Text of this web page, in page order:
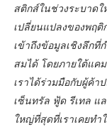
สติกส์ในช่วงระบาด
เปลี่ยนแปลงของพฤติ
เข้าถึงข้อมูลเชิงลึก
สมได้ โดยภายใต้แคม
เราได้ร่วมมือกับผู้ค้า
เซ็นทรัล ฟู้ด รีเทล แ
ใหญ่ที่สุดที่เราเคยท